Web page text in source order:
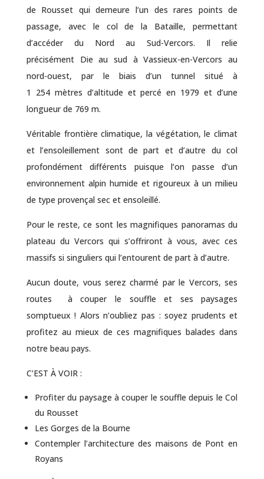
de Rousset qui demeure l’un des rares points de
passage, avec le col de la Bataille, permettant
d’accéder du Nord au Sud-Vercors. Il relie
précisément Die au sud à Vassieux-en-Vercors au
nord-ouest, par le biais d’un tunnel situé à
1 254 mètres d’altitude et percé en 1979 et d’une
longueur de 769 m.
Véritable frontière climatique, la végétation, le climat
et l’ensoleillement sont de part et d’autre du col
profondément différents puisque l’on passe d’un
environnement alpin humide et rigoureux à un milieu
de type provençal sec et ensoleillé.
Pour le reste, ce sont les magnifiques panoramas du
plateau du Vercors qui s’offriront à vous, avec ces
massifs si singuliers qui l’entourent de part à d’autre.
Aucun doute, vous serez charmé par le Vercors, ses
routes à couper le souffle et ses paysages
somptueux ! Alors n’oubliez pas : soyez prudents et
profitez au mieux de ces magnifiques balades dans
notre beau pays.
C’EST À VOIR :
Profiter du paysage à couper le souffle depuis le Col
du Rousset
Les Gorges de la Bourne
Contempler l’architecture des maisons de Pont en
Royans